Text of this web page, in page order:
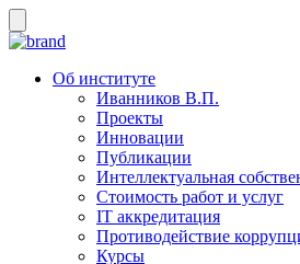
Об институте
Иванников В.П.
Проекты
Инновации
Публикации
Интеллектуальная
Стоимость работ и услуг
IT аккредитация
Противодействие
Курсы